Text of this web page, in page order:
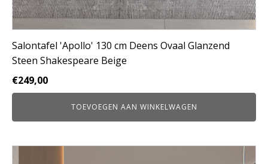
Salontafel 'Apollo' 130 cm Deens Ovaal Glanzend
Steen Shakespeare Beige
€249,00
TOEVOEGEN AAN WINKELWAGEN